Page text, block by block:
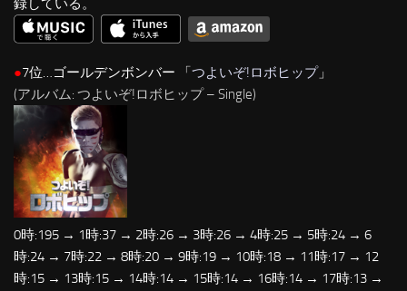
録している。
●7位…ゴールデンボンバー 「つよいぞ!ロボヒップ」
(アルバム: つよいぞ!ロボヒップ – Single)
0時:195 → 1時:37 → 2時:26 → 3時:26 → 4時:25 → 5時:24 → 6
時:24 → 7時:22 → 8時:20 → 9時:19 → 10時:18 → 11時:17 → 12
時:15 → 13時:15 → 14時:14 → 15時:14 → 16時:14 → 17時:13 →